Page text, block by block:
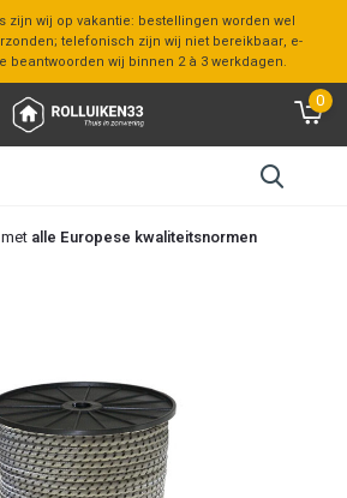
zijn wij op vakantie: bestellingen worden wel
telefonisch zijn wij niet bereikbaar, e-
beantwoorden wij binnen 2 à 3 werkdagen.
0
alle Europese kwaliteitsnormen